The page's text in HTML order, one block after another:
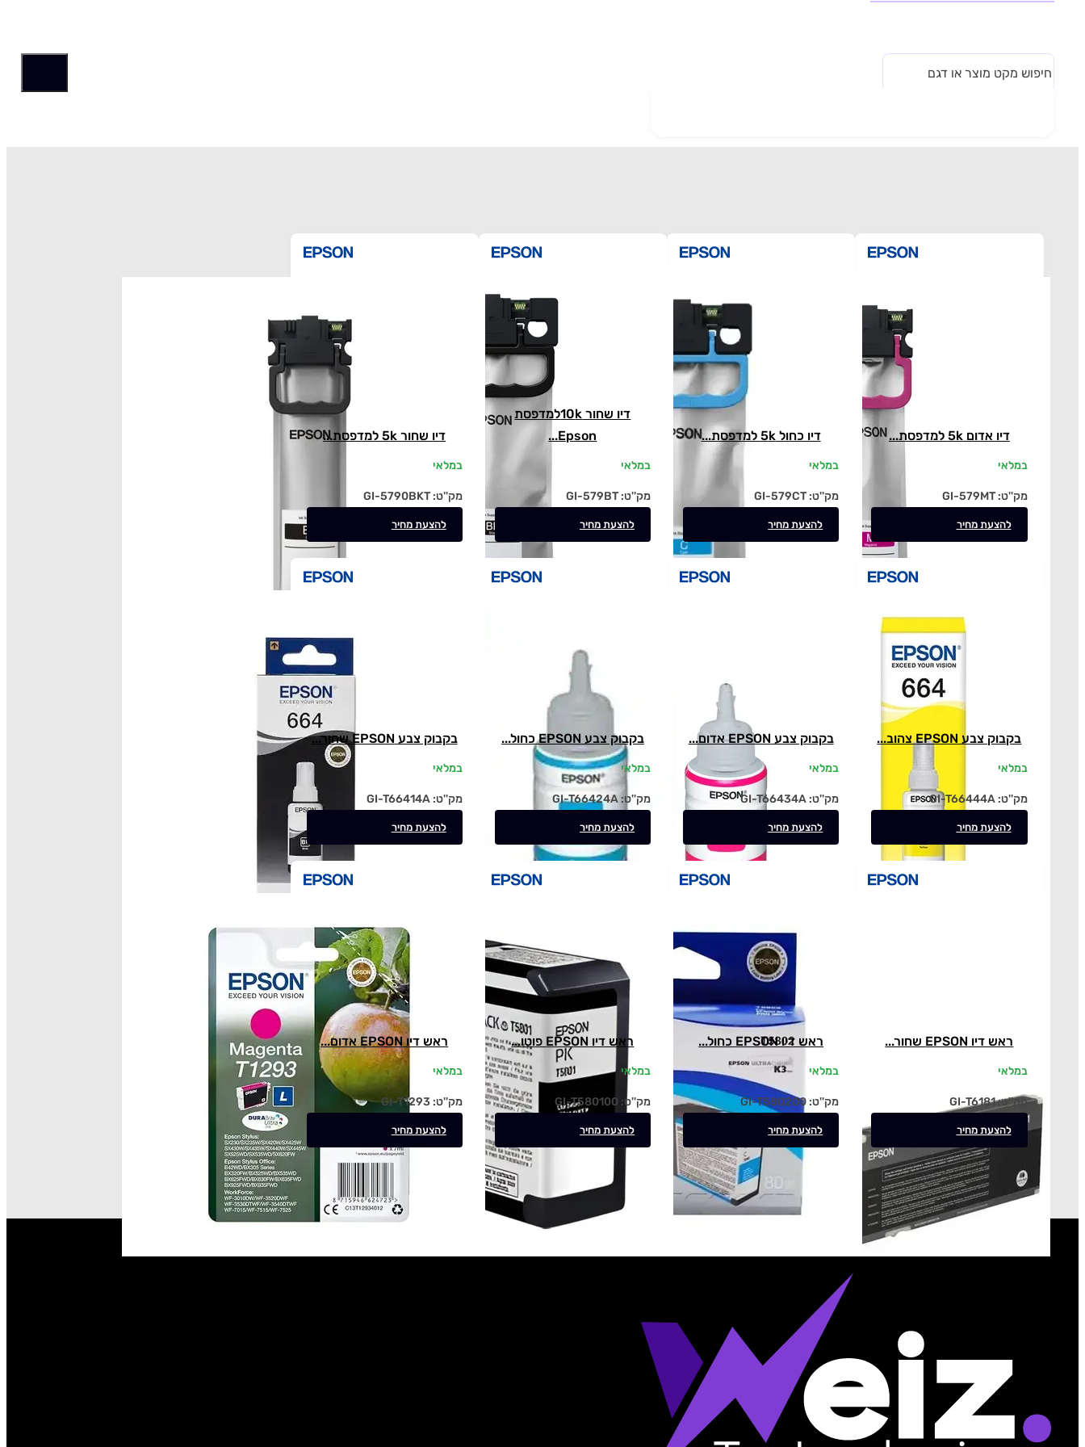
דיו אדום 5k למדפסת...
במלאי
מק''ט:GI-579MT
להצעת מחיר
דיו כחול 5k למדפסת...
במלאי
מק''ט: GI-579CT
להצעת מחיר
דיו שחור 10kלמדפסת
Epson...
במלאי
מק''ט: GI-579BT
להצעת מחיר
דיו שחור 5k למדפסת...
במלאי
מק''ט:GI-5790BKT
להצעת מחיר
בקבוק צבע EPSON צהוב...
במלאי
מק''ט:GI-T66444A
להצעת מחיר
בקבוק צבע EPSON אדום...
במלאי
מק''ט: GI-T66434A
להצעת מחיר
בקבוק צבע EPSON כחול...
במלאי
מק''ט: GI-T66424A
להצעת מחיר
בקבוק צבע EPSON שחור...
במלאי
מק''ט:GI-T66414A
להצעת מחיר
ראש דיו EPSON שחור...
במלאי
מק''ט:GI-T6181
להצעת מחיר
ראש דיו EPSON כחול...
במלאי
מק''ט: GI-T580200
להצעת מחיר
ראש דיו EPSON פוטו...
במלאי
מק''ט: GI-T580100
להצעת מחיר
ראש דיו EPSON אדום...
במלאי
מק''ט:GI-T1293
להצעת מחיר